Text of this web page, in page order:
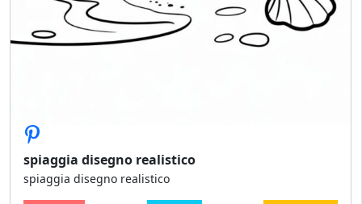
spiaggia disegno realistico
spiaggia disegno realistico